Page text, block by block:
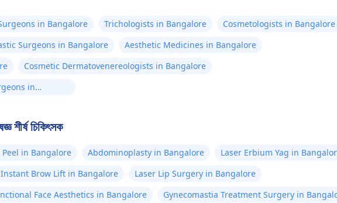
in Bangalore Trichologists in Bangalore
Cosmetologists in Bangalore
Surgeons in Bangalore
Aesthetic Medicines in Bangalore
Cosmetic Dermatovenereologists in Bangalore
in
শীর্ষ চিকিৎসক
Peel in Bangalore Abdominoplasty in Bangalore
Laser Erbium Yag in
Instant Brow Lift in Bangalore
Laser Lip Surgery in Bangalore
Face Aesthetics in Bangalore Gynecomastia Treatment Surgery in